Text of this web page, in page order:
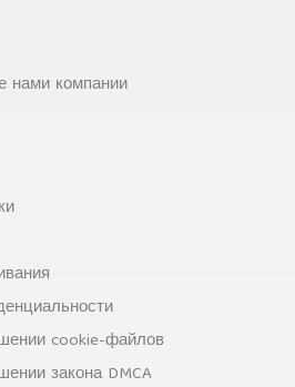
нами компании
cookie-файлов
закона DMCA